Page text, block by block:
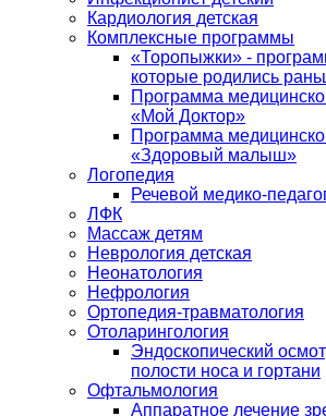
Кардиология детская
Комплексные программы
«Торопыжки» -
которые родились
Программа
«Мой Доктор»
Программа
«Здоровый малыш»
Логопедия
Речевой медико-
ЛФК
Массаж детям
Неврология детская
Неонатология
Нефрология
Ортопедия-травматология
Отоларингология
Эндоскопический
полости носа и гортани
Офтальмология
Аппаратное лечение